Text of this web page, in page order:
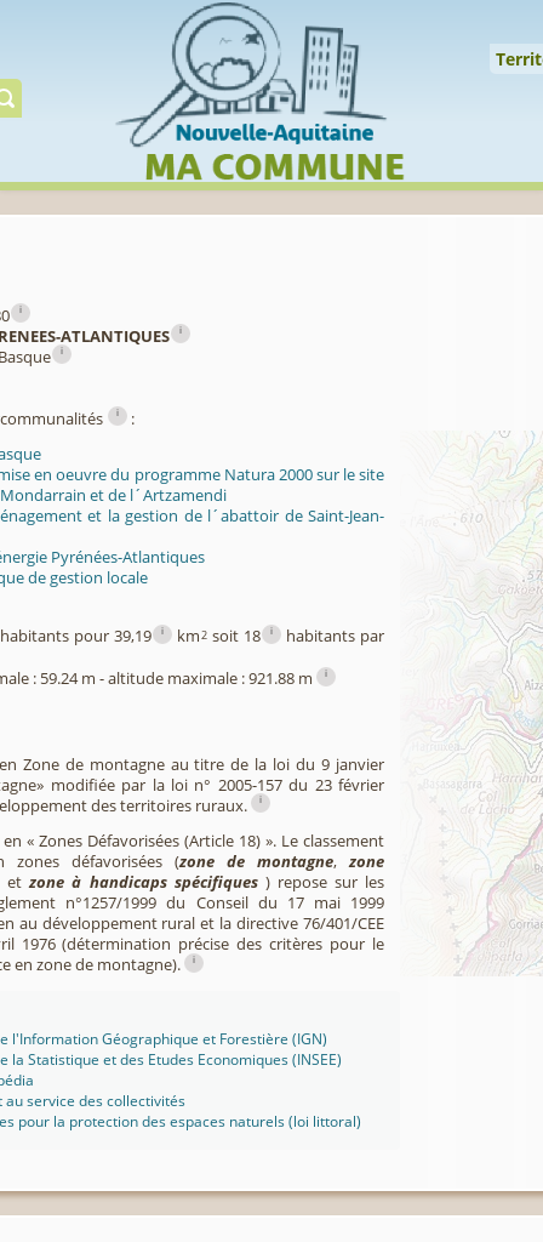
Gérer préserver
i
ATLANTIQUES i
i
i
:
en oeuvre du programme Natura 2000 sur le site
et de l´Artzamendi
et la gestion de l´abattoir de Saint-Jean-
Pyrénées-Atlantiques
de gestion locale
pour 39,19 i km2 soit 18 i habitants par
: 59.24 m - altitude maximale : 921.88 m i
Zone de montagne au titre de la loi du 9 janvier
modifiée par la loi n° 2005-157 du 23 février
des territoires ruraux.
i
« Zones Défavorisées (Article 18) ». Le classement
zones défavorisées (zone de montagne,zone
etzone à handicaps spécifiques) repose sur les
n°1257/1999 du Conseil du 17 mai 1999
au développement rural et la directive 76/401/CEE
1976 (détermination précise des critères pour le
en zone de montagne).
i
l'Information Géographique et Forestière (IGN)
la Statistique et des Etudes Economiques (INSEE)
au service des collectivités
pour la protection des espaces naturels (loi littoral)
Cookies management panel